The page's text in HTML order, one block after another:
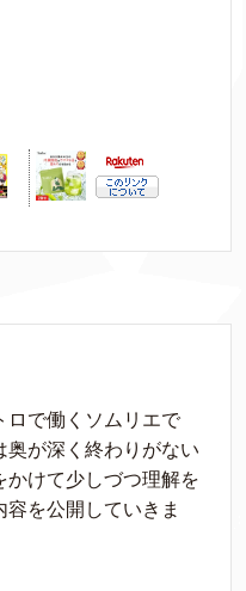
ロで働くソムリエで
奥が深く終わりがない
かけて少しづつ理解を
容を公開していきま